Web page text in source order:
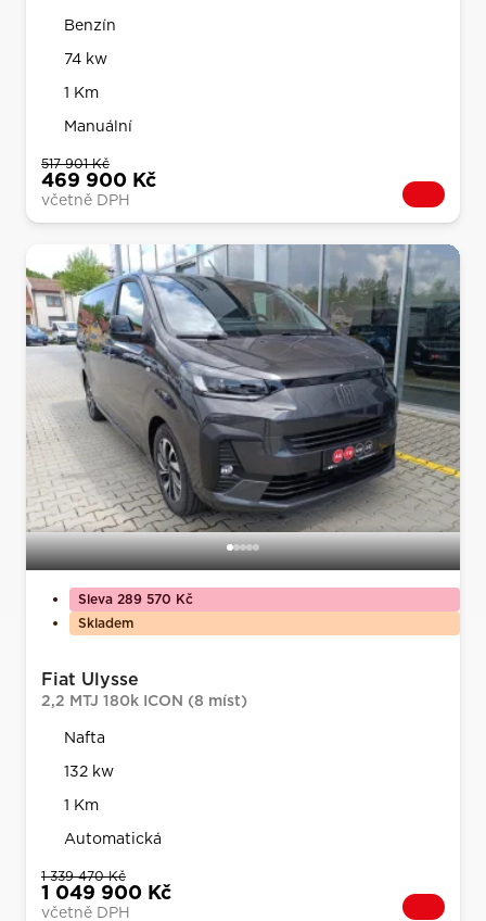
Benzín
74 kw
1 Km
Manuální
517 901 Kč
469 900 Kč
včetně DPH
Sleva 289 570 Kč
Skladem
Fiat Ulysse
2,2 MTJ 180k ICON (8 míst)
Nafta
132 kw
1 Km
Automatická
1 339 470 Kč
1 049 900 Kč
včetně DPH